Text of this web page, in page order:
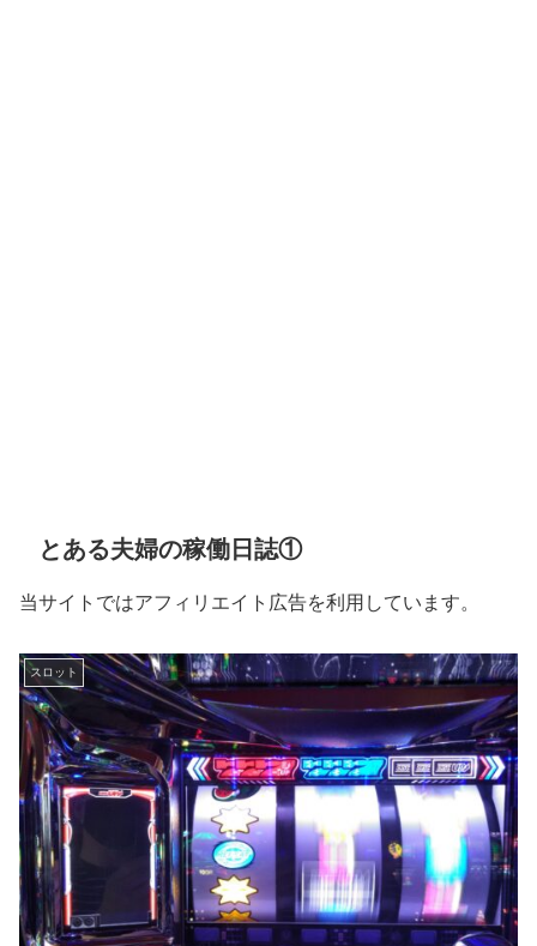
とある夫婦の稼働日誌①
当サイトではアフィリエイト広告を利用しています。
スロット